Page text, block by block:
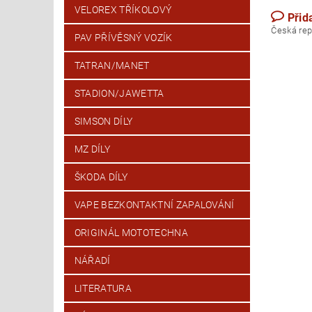
VELOREX TŘÍKOLOVÝ
PAV PŘÍVĚSNÝ VOZÍK
TATRAN/MANET
STADION/JAWETTA
SIMSON DÍLY
MZ DÍLY
ŠKODA DÍLY
VAPE BEZKONTAKTNÍ ZAPALOVÁNÍ
ORIGINÁL MOTOTECHNA
NÁŘADÍ
LITERATURA